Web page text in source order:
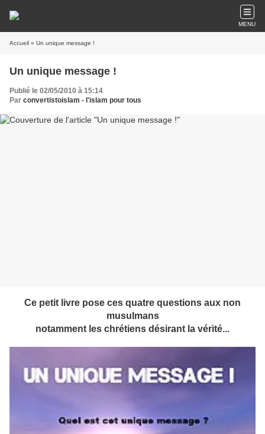
MENU
Accueil » Un unique message !
Un unique message !
Publié le 02/05/2010 à 15:14
Par convertistoislam - l'islam pour tous
Ce petit livre pose ces quatre questions aux non
musulmans
notamment les chrétiens désirant la vérité...